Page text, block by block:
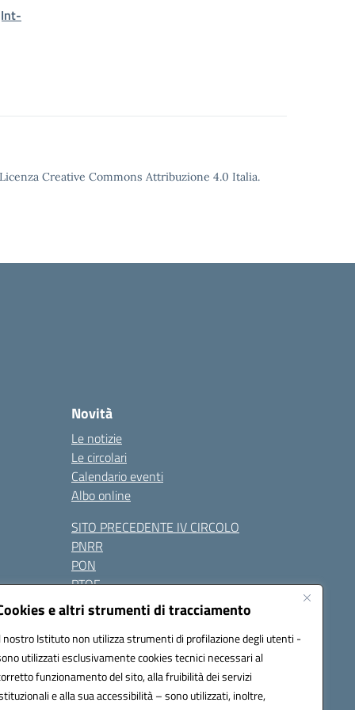
e altri strumenti di tracciamento
nostro Istituto non utilizza strumenti di profilazione degli utenti -
utilizzati esclusivamente cookies tecnici necessari al
funzionamento del sito, alla fruibilità dei servizi
e alla sua accessibilità – sono utilizzati, inoltre,
Creative Commons Attribuzione 4.0 Italia.
Novità
Le notizie
Le circolari
Calendario eventi
Albo online
SITO PRECEDENTE IV CIRCOLO
PNRR
PON
PTOF
Contatti
Seguici su: